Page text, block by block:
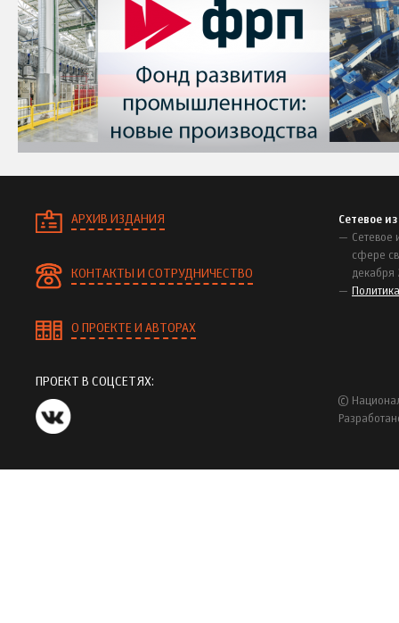
АРХИВ ИЗДАНИЯ
КОНТАКТЫ И СОТРУДНИЧЕСТВО
О ПРОЕКТЕ И АВТОРАХ
Сетевое
Сетевое
сфере
декабря
ПРОЕКТ В СОЦСЕТЯХ:
©